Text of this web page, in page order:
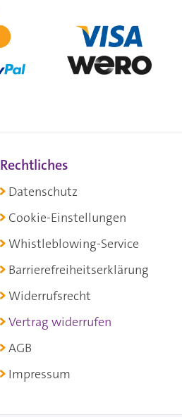
Rechtliches
Datenschutz
Cookie-Einstellungen
Whistleblowing-Service
Barrierefreiheitserklärung
Widerrufsrecht
Vertrag widerrufen
AGB
Impressum